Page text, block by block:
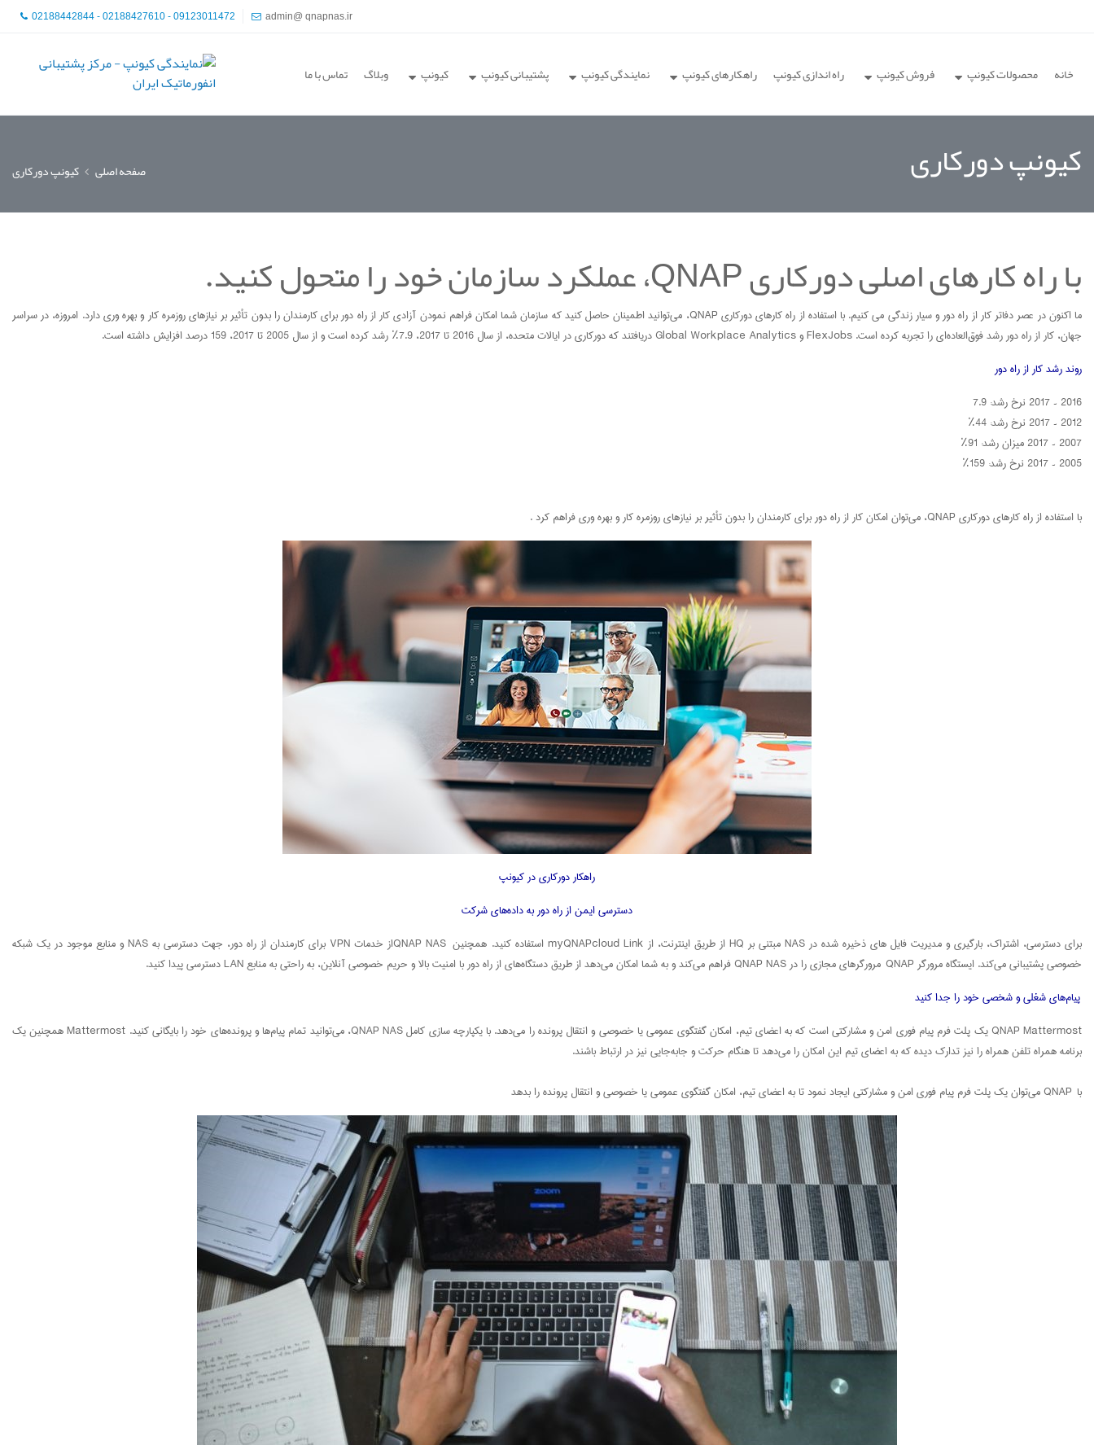
02188442844 - 02188427610 - 09123011472 admin@ qnapnas.ir
خانه محصولات کیونپ فروش کیونپ راه اندازی کیونپ راهکارهای کیونپ نمایندگی کیونپ پشتیبانی کیونپ کیونپ وبلاگ تماس با ما
کیونپ دورکاری صفحه اصلی کیونپ دورکاری
با راه‌ کارهای اصلی دورکاری QNAP، عملکرد سازمان خود را متحول کنید.
ما اکنون در عصر دفاتر کار از راه دور و سیار زندگی می‌ کنیم. با استفاده از راه‌ کارهای دورکاری QNAP، می‌توانید اطمینان حاصل کنید که سازمان شما امکان فراهم نمودن آزادی کار از راه دور برای کارمندان را بدون تأثیر بر نیازهای روزمره کار و بهره‌ وری دارد. امروزه، در سراسر
جهان، کار از راه دور رشد فوق‌العاده‌ای را تجربه کرده است. FlexJobs و Global Workplace Analytics دریافتند که دورکاری در ایالات‌ متحده، از سال 2016 تا 2017، 7.9٪ رشد کرده است و از سال 2005 تا 2017، 159 درصد افزایش داشته است.
روند رشد کار از راه دور
2016 ~ 2017 نرخ رشد: 7.9
2012 ~ 2017 نرخ رشد: 44٪
2007 ~ 2017 میزان رشد: 91٪
2005 ~ 2017 نرخ رشد: 159٪
با استفاده از راه‌ کارهای دورکاری QNAP، می‌توان امکان کار از راه دور برای کارمندان را بدون تأثیر بر نیازهای روزمره کار و بهره‌ وری فراهم کرد .
راهکار دورکاری در کیونپ
دسترسی ایمن از راه دور به داده‌های شرکت
برای دسترسی، اشتراک، بارگیری و مدیریت فایل های ذخیره شده در NAS مبتنی بر HQ از طریق اینترنت، از myQNAPcloud Link استفاده کنید. همچنین QNAP NASاز خدمات VPN برای کارمندان از راه دور، جهت دسترسی به NAS و منابع موجود در یک شبکه
خصوصی پشتیبانی می‌کند. ایستگاه مرورگر QNAP مرورگرهای مجازی را در QNAP NAS فراهم می‌کند و به شما امکان می‌دهد از طریق دستگاه‌های از راه دور با امنیت بالا و حریم خصوصی آنلاین، به راحتی به منابع LAN دسترسی پیدا کنید.
پیام‌های شغلی و شخصی خود را جدا کنید
QNAP Mattermost یک پلت فرم پیام فوری امن و مشارکتی است که به اعضای تیم، امکان گفتگوی عمومی یا خصوصی و انتقال پرونده را می‌دهد. با یکپارچه سازی کامل QNAP NAS، می‌توانید تمام پیام‌ها و پرونده‌های خود را بایگانی کنید. Mattermost همچنین یک
برنامه همراه تلفن همراه را نیز تدارک دیده که به اعضای تیم این امکان را می‌دهد تا هنگام حرکت و جابه‌جایی نیز در ارتباط باشند.
با QNAP می‌توان یک پلت فرم پیام فوری امن و مشارکتی ایجاد نمود تا به اعضای تیم، امکان گفتگوی عمومی یا خصوصی و انتقال پرونده را بدهد